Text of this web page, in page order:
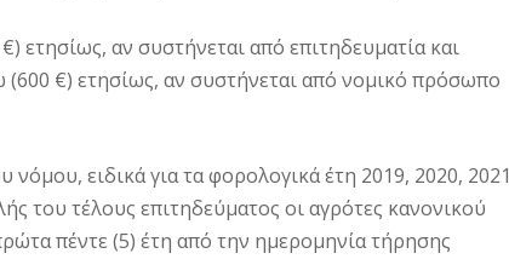
ετησίως, αν συστήνεται από επιτηδευματία και
(600 €) ετησίως, αν συστήνεται από νομικό πρόσωπο
ειδικά για τα φορολογικά έτη 2019, 2020, 2021
του τέλους επιτηδεύματος οι αγρότες κανονικού
πέντε (5) έτη από την ημερομηνία τήρησης